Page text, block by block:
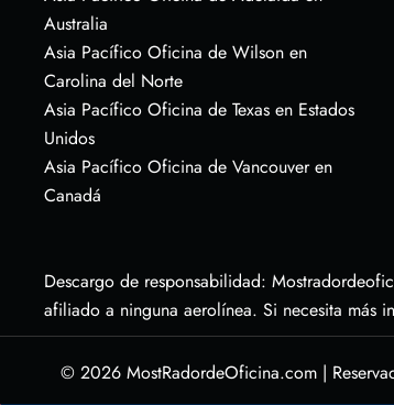
Australia
Asia Pacífico Oficina de Wilson en
Carolina del Norte
Asia Pacífico Oficina de Texas en Estados
Unidos
Asia Pacífico Oficina de Vancouver en
Canadá
Descargo de responsabilidad:
afiliado a ninguna aerolínea. Si necesita más
© 2026 MostRadordeOficina.com |